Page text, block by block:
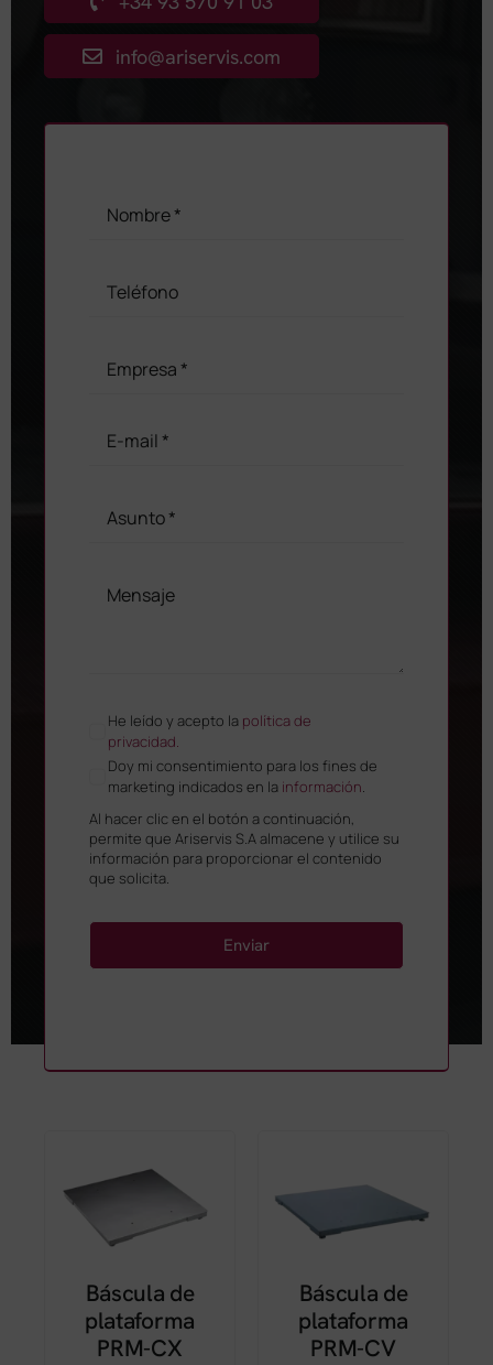
info@ariservis.com
He leído y acepto la política de
privacidad.
Doy mi consentimiento para los fines de
marketing indicados en la información.
Al hacer clic en el botón a continuación,
permite que Ariservis S.A almacene y utilice su
información para proporcionar el contenido
que solicita.
Enviar
Báscula de
plataforma
PRM-CX
Báscula de
plataforma
PRM-CV